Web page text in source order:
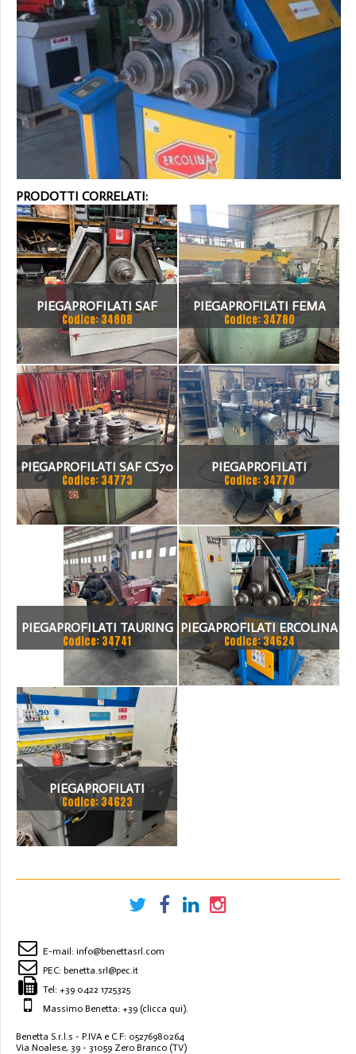
PRODOTTI CORRELATI:
PIEGAPROFILATI SAF
ALBERO 80MM
Codice: 34808
PIEGAPROFILATI FEMA
Codice: 34780
PIEGAPROFILATI SAF CS70
HD9
Codice: 34773
PIEGAPROFILATI
Codice: 34770
PIEGAPROFILATI TAURING
ALFA 60/H2
Codice: 34741
PIEGAPROFILATI ERCOLINA
ECO40M2
Codice: 34624
PIEGAPROFILATI
Codice: 34623
E-mail: info@benettasrl.com
PEC: benetta.srl@pec.it
Tel: +39 0422 1725325
Massimo Benetta: +39 (clicca qui).
Benetta S.r.l.s - P.IVA e C.F: 05276980264
Via Noalese, 39 - 31059 Zero Branco (TV)